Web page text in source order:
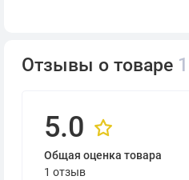
Отзывы о товаре 1
5.0
Общая оценка товара
1 отзыв